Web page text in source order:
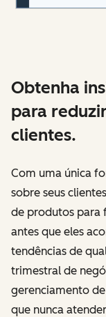
Obtenha
para
clientes.
Com uma única
sobre seus
de produtos para
antes que eles
tendências de
trimestral de
gerenciamento
que nunca